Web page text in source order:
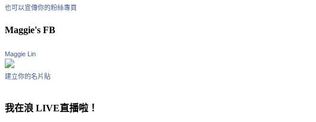
也可以宣傳你的粉絲專頁
Maggie's FB
Maggie Lin
建立你的名片貼
我在浪 LIVE直播啦！